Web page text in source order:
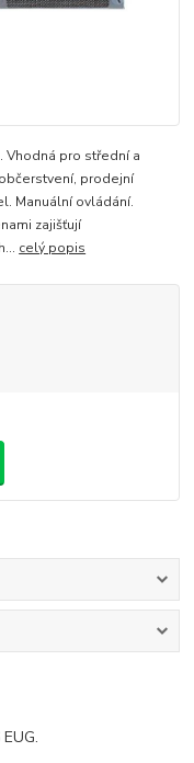
Vhodná pro střední a
prodejní
Manuální ovládání.
zajišťují
celý popis